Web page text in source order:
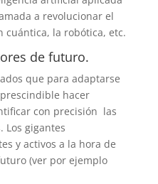
a revolucionar el
cuántica, la robótica, etc.
de futuro.
que para adaptarse
hacer
con precisión las
Los gigantes
y activos a la hora de
(ver por ejemplo